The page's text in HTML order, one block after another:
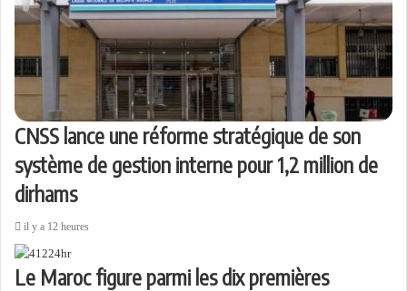
CNSS lance une réforme stratégique de son
système de gestion interne pour 1,2 million de
dirhams
il y a 12 heures
Le Maroc figure parmi les dix premières